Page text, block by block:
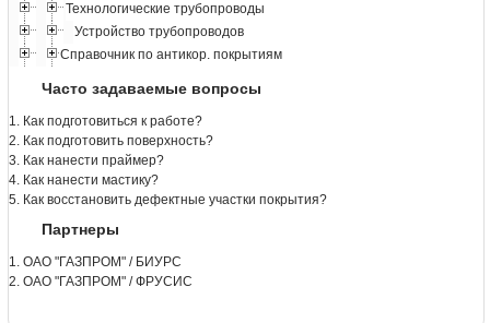
Технологические трубопроводы
Устройство трубопроводов
Справочник по антикор. покрытиям
Часто задаваемые вопросы
1. Как подготовиться к работе?
2. Как подготовить поверхность?
3. Как нанести праймер?
4. Как нанести мастику?
5. Как восстановить дефектные участки покрытия?
Партнеры
1. ОАО "ГАЗПРОМ" / БИУРС
2. ОАО "ГАЗПРОМ" / ФРУСИС